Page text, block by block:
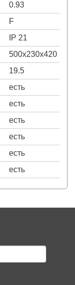
0.93
F
IP 21
500х230х420
19.5
есть
есть
есть
есть
есть
есть